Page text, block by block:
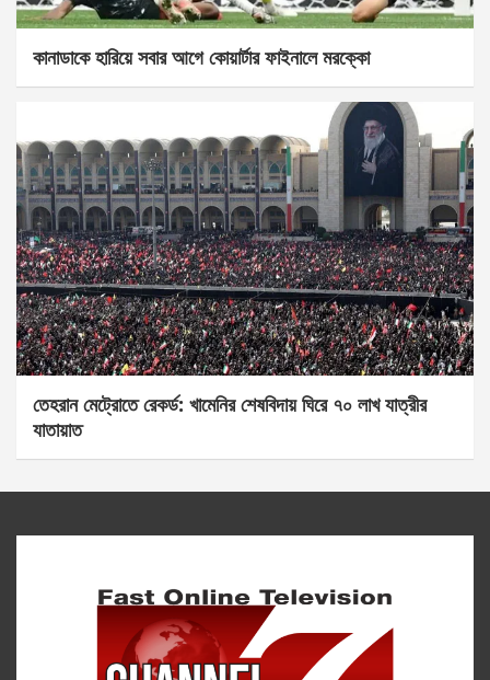
কানাডাকে হারিয়ে সবার আগে কোয়ার্টার ফাইনালে মরক্কো
তেহরান মেট্রোতে রেকর্ড: খামেনির শেষবিদায় ঘিরে ৭০ লাখ যাত্রীর
যাতায়াত